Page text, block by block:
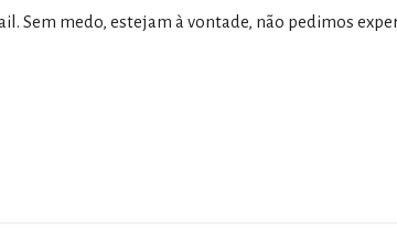
Sem medo, estejam à vontade, não pedimos